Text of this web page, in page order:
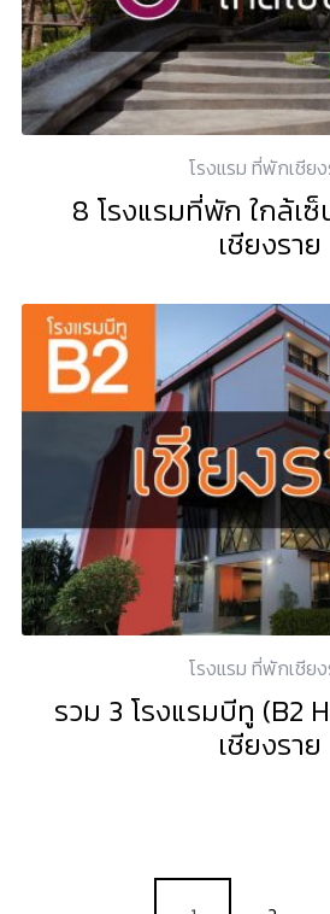
โรงแรม ที่พักเชีย
8 โรงแรมที่พัก ใกล้เ
เชียงราย
โรงแรม ที่พักเชีย
รวม 3 โรงแรมบีทู (B2
เชียงราย